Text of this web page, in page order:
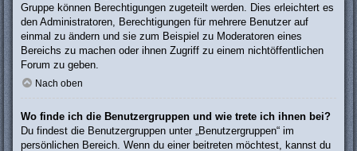
Gruppe können Berechtigungen zugeteilt werden. Dies erleichtert es
den Administratoren, Berechtigungen für mehrere Benutzer auf
einmal zu ändern und sie zum Beispiel zu Moderatoren eines
Bereichs zu machen oder ihnen Zugriff zu einem nichtöffentlichen
Forum zu geben.
Nach oben
Wo finde ich die Benutzergruppen und wie trete ich ihnen bei?
Du findest die Benutzergruppen unter „Benutzergruppen“ im
persönlichen Bereich. Wenn du einer beitreten möchtest, kannst du